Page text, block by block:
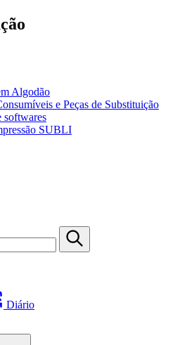
Algodão
e Peças de Substituição
softwares
SUBLI
Diário